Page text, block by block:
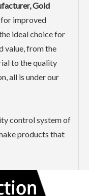
Gold
improved
ideal choice for
value, from the
to the quality
all is under our
control system of
products that